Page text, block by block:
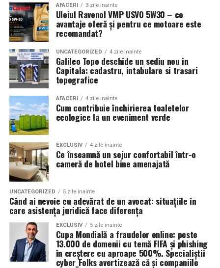
se pot adapta rapid la cerințele schimburilor
tehnologice din companii.
4. Sprijinul continuu pe
parcursul procesului de învățare
Pentru ca tinerii din comunități izolate sau din medii
defavorizate să poată urma aceste cursuri fără grija
costurilor zilnice, proiectul oferă o serie de măsuri de
sprijin integrat.
Pe lângă accesul gratuit la sălile de curs și atelierele de
practică, beneficiarii primesc pachete logistice și
alimentare săptămânale. Această abordare asigură
condițiile necesare pentru ca fiecare participant să se
concentreze exclusiv pe învățare și pe dezvoltarea
propriilor competențe.
Un pas sigur către o carieră
de tip full pass.
Accesul in festival
Intrarea in festival se face, ca in fiecare an, din strada
Oltului.
Program acces:
Vineri: incepand cu ora 16:00
Sambata si duminica: incepand cu ora 14:00
Pentru o experienta cat mai relaxata, organizatorii
recomanda sosirea cat mai devreme, in special in prima
zi de festival.
Accesul participantilor este permis pana la ora 23:30 in
fiecare dintre cele trei zile.
Persoanele acreditate (presa, parteneri si guestlist) isi
pot ridica acreditarile zilnic intre orele 08:00 si 20:00,
procesarea acestora incheindu-se dupa ora 20:00.
AFACERI 3 zile inainte
Uleiul Ravenol VMP USVO 5W30 – ce
avantaje oferă și pentru ce motoare este
recomandat?
UNCATEGORIZED 4 zile inainte
Galileo Topo deschide un sediu nou in
Capitala: cadastru, intabulare si trasari
topografice
AFACERI 4 zile inainte
Cum contribuie închirierea toaletelor
ecologice la un eveniment verde
EXCLUSIV 4 zile inainte
Ce înseamnă un sejur confortabil într-o
cameră de hotel bine amenajată
UNCATEGORIZED 5 zile inainte
Când ai nevoie cu adevărat de un avocat: situațiile în
care asistența juridică face diferența
EXCLUSIV 5 zile inainte
Cupa Mondială a fraudelor online: peste
13.000 de domenii cu temă FIFA și phishing
în creștere cu aproape 500%. Specialiștii
cyber_Folks avertizează că și companiile